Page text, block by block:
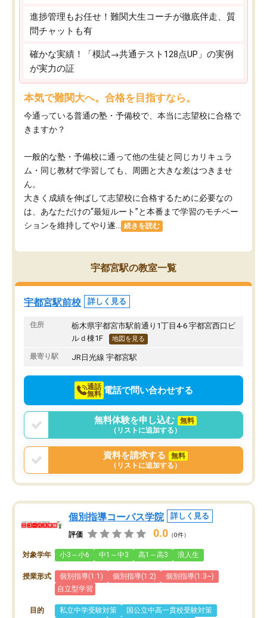
進捗管理もお任せ！難関大生コーチが徹底伴走、質
問チャットも有
確かな実績！「模試→共通テスト128点UP」の実例
が実力の証
本気で難関大へ。合格を目指すなら。
今通っている普通の塾・予備校で、本当に志望校に合格で
きますか？
一般的な塾・予備校に通って他の生徒と同じカリキュラ
ム・同じ教材で学習しても、周囲と大きな差はつきませ
ん。
大きく成績を伸ばして志望校に合格するために必要なの
は、あなただけの“最短ルート”と本番まで学習のモチベー
ションを維持してやり遂...
続きを読む
宇都宮駅の教室一覧
宇都宮駅前校 詳しく見る
住所
栃木県宇都宮市駅前通り1丁目4-6 宇都宮西口ビ
ルｄ棟1F
地図を見る
最寄り駅 JR日光線 宇都宮駅
通話
無料 電話で問い合わせする
無料体験を申し込む
無料
（リストに追加する）
資料を請求する
無料
（リストに追加する）
個別指導コーパス学院 詳しく見る
評価 0.0 （0件）
対象学年 小3～小6 中1～中3 高1～高3 浪人生
授業形式 個別指導(1:1) 個別指導(1:2)
個別指導(1:3~)
自立型学習
目的 私立中学受験対策
国公立中高一貫校受験対策